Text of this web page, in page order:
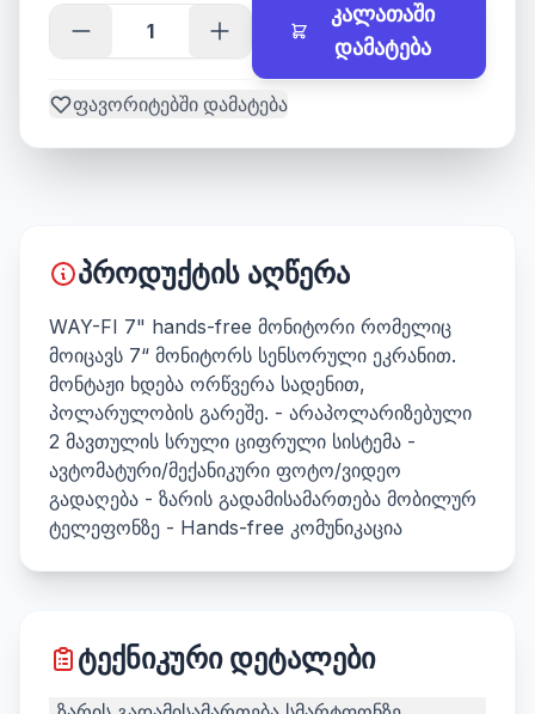
კალათაში
დამატება
ფავორიტებში დამატება
პროდუქტის აღწერა
WAY-FI 7" hands-free მონიტორი რომელიც
მოიცავს 7“ მონიტორს სენსორული ეკრანით.
მონტაჟი ხდება ორწვერა სადენით,
პოლარულობის გარეშე. - არაპოლარიზებული
2 მავთულის სრული ციფრული სისტემა -
ავტომატური/მექანიკური ფოტო/ვიდეო
გადაღება - ზარის გადამისამართება მობილურ
ტელეფონზე - Hands-free კომუნიკაცია
ტექნიკური დეტალები